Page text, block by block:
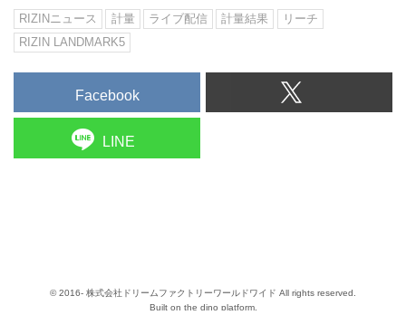
RIZINニュース 計量 ライブ配信 計量結果
リーチ
RIZIN LANDMARK5
Facebook
LINE
© 2016- 株式会社ドリームファクトリーワールドワイド All rights reserved.
Built on the dino platform.